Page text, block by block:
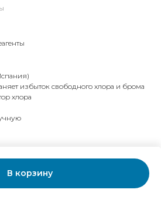
В корзину
избыток свободного хлора и брома
хлора